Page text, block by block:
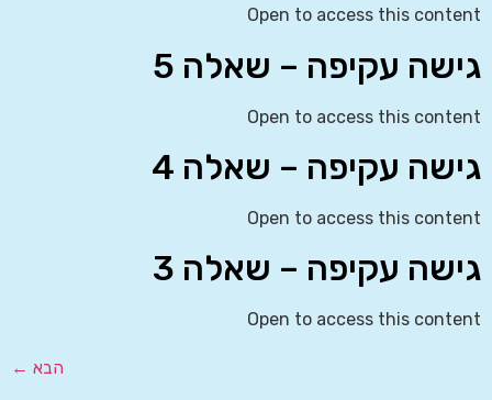
Open to access this content
גישה עקיפה – שאלה 5
Open to access this content
גישה עקיפה – שאלה 4
Open to access this content
גישה עקיפה – שאלה 3
Open to access this content
הבא ←